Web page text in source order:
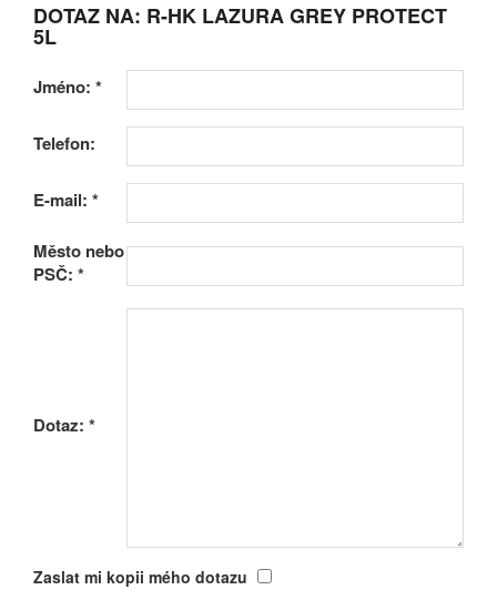
DOTAZ NA: R-HK LAZURA GREY PROTECT
5L
Jméno: *
Telefon:
E-mail: *
Město nebo
PSČ: *
Dotaz: *
Zaslat mi kopii mého dotazu